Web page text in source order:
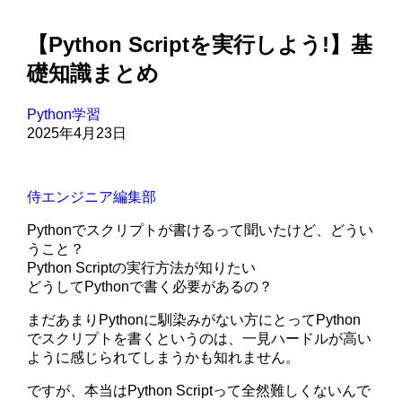
【Python Scriptを実行しよう!】基
礎知識まとめ
Python学習
2025年4月23日
侍エンジニア編集部
Pythonでスクリプトが書けるって聞いたけど、どうい
うこと？
Python Scriptの実行方法が知りたい
どうしてPythonで書く必要があるの？
まだあまりPythonに馴染みがない方にとってPython
でスクリプトを書くというのは、一見ハードルが高い
ように感じられてしまうかも知れません。
ですが、本当はPython Scriptって全然難しくないんで